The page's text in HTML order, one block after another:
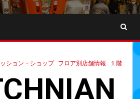
ション・ショップ フロア別店舗情報 １階